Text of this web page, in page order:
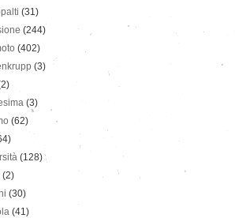
(31)
(244)
(402)
(3)
(3)
(62)
(128)
(2)
(30)
(41)